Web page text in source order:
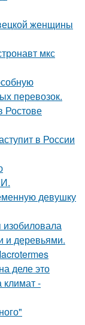
женщины
мкс
перевозок.
Ростове
в России
девушку
изобиловала
и деревьями.
деле это
климат -